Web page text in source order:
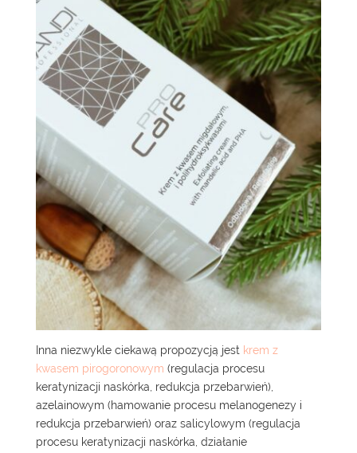
Inna niezwykle ciekawą propozycją jest krem z
kwasem pirogoronowym (regulacja procesu
keratynizacji naskórka, redukcja przebarwień),
azelainowym (hamowanie procesu melanogenezy i
redukcja przebarwień) oraz salicylowym (regulacja
procesu keratynizacji naskórka, działanie